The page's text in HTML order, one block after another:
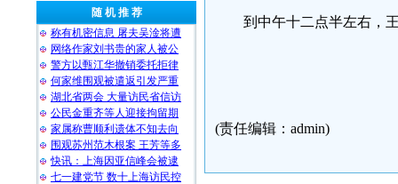
随 机 推 荐
称有机密信息 屠夫吴淦将遭
网络作家刘书贵的家人被公
警方以甄江华撤销委托拒律
何家维围观被遣返引发严重
湖北省两会 大量访民省信访
公民金重齐等人迎接拘留期
家属称曹顺利遗体不知去向
围观苏州范木根案 王芳等多
快讯：上海因亚信峰会被逮
七一建党节 数十上海访民控
到中午十二点半左右，
(责任编辑：admin)